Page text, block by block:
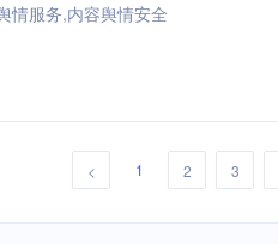
情服务,内容舆情安全
< 1 2 3